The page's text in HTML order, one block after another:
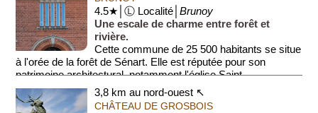
4.5★│Ⓛ Localité│Brunoy
Une escale de charme entre forêt et
rivière.
Cette commune de 25 500 habitants se situe
à l'orée de la forêt de Sénart. Elle est réputée pour son
patrimoine architectural, notamment l'église Saint...
3,8 km au nord-ouest ↖
CHÂTEAU DE GROSBOIS